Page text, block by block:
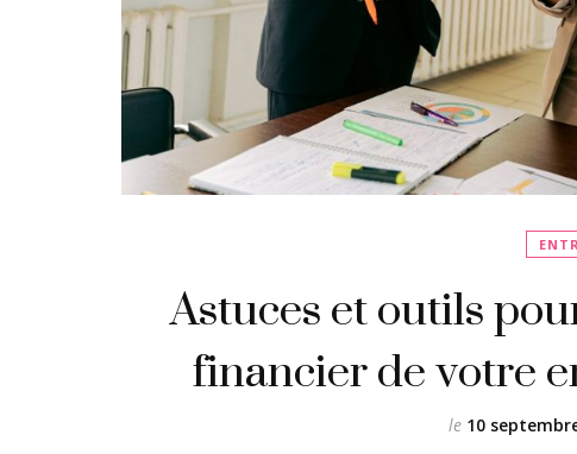
Astuces et outils
financier de votre
le 10